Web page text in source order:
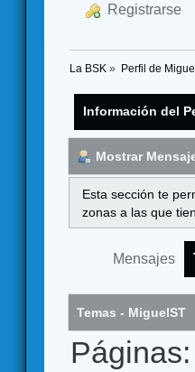
Registrarse
La BSK » Perfil de
Información del
Mostrar
Esta sección te
zonas a las que
Mensajes
Temas - MiguelST